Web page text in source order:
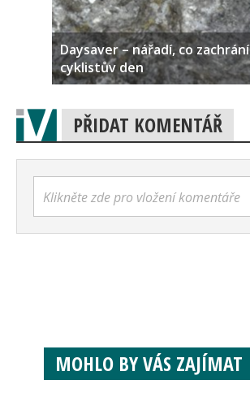
Daysaver – nářadí, co zachrání
cyklistův den
PŘIDAT KOMENTÁŘ
Klikněte zde pro vložení komentáře
MOHLO BY VÁS ZAJÍMAT